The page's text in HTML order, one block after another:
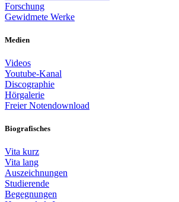
Forschung
Gewidmete Werke
Medien
Videos
Youtube-Kanal
Discographie
Hörgalerie
Freier Notendownload
Biografisches
Vita kurz
Vita lang
Auszeichnungen
Studierende
Begegnungen